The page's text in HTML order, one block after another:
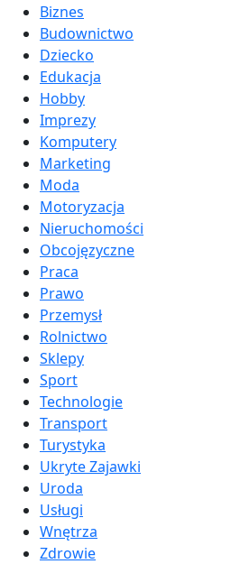
Biznes
Budownictwo
Dziecko
Edukacja
Hobby
Imprezy
Komputery
Marketing
Moda
Motoryzacja
Nieruchomości
Obcojęzyczne
Praca
Prawo
Przemysł
Rolnictwo
Sklepy
Sport
Technologie
Transport
Turystyka
Ukryte Zajawki
Uroda
Usługi
Wnętrza
Zdrowie